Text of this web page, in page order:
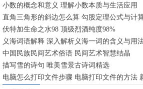
小数的概念和意义 理解小数本质与生活应用
直角三角形的斜边怎么算 勾股定理公式与计算
伏特加生命之水98 顶级烈酒纯度98%
义海词语解释 深入解析义海一词的含义与用
中国民族民间艺术俗语 民间艺术智慧结晶
描写雪的诗句 唯美雪景古诗词精选
电脑怎么打印文件步骤 电脑打印文件的方法